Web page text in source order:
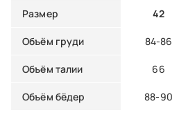
Размер 42
Объём груди 84-86
Объём талии 66
Объём бёдер 88-90